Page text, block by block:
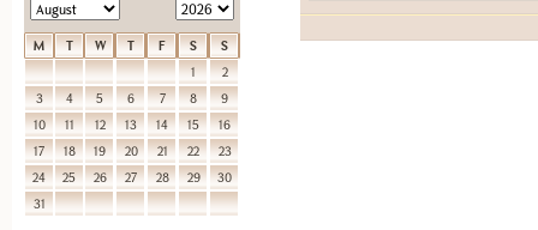
M T W T F S
S
1
2
3
4 5 6 7 8
9
10
11 12 13 14 15
16
17
18 19 20 21 22
23
24
25 26 27 28 29
30
31